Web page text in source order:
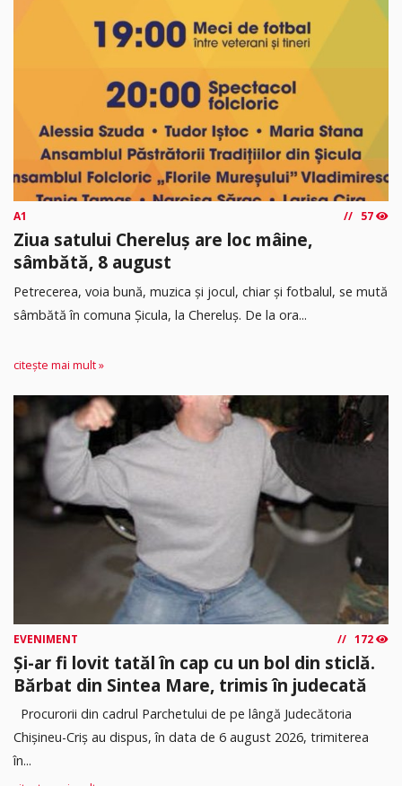
A1 57
Ziua satului Chereluș are loc mâine,
sâmbătă, 8 august
Petrecerea, voia bună, muzica și jocul, chiar și fotbalul, se mută
sâmbătă în comuna Șicula, la Chereluș. De la ora...
citește mai mult »
EVENIMENT 172
Și-ar fi lovit tatăl în cap cu un bol din sticlă.
Bărbat din Sintea Mare, trimis în judecată
Procurorii din cadrul Parchetului de pe lângă Judecătoria
Chișineu-Criș au dispus, în data de 6 august 2026, trimiterea
în...